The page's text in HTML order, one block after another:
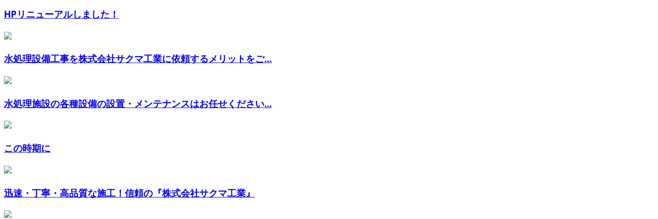
HPリニューアルしました！
水処理設備工事を株式会社サクマ工業に依頼するメリットをご...
水処理施設の各種設備の設置・メンテナンスはお任せください...
この時期に
迅速・丁寧・高品質な施工！信頼の『株式会社サクマ工業』